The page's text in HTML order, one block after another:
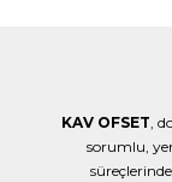
KAV OFSET,
sorumlu,